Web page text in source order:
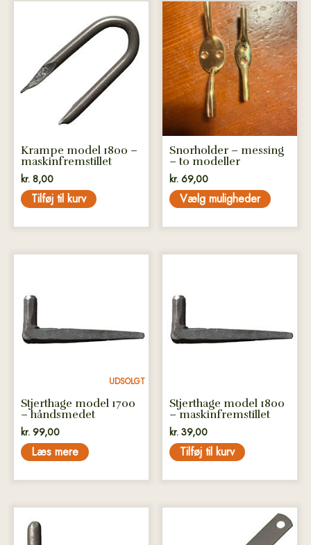
Krampe model 1800 –
maskinfremstillet
kr. 8,00
Tilføj til kurv
Snorholder – messing
– to modeller
kr. 69,00
Vælg muligheder
Dette
vare
har
flere
varianter.
Mulighederne
kan
vælges
varesiden
UDSOLGT
Stjerthage model 1700
– håndsmedet
kr. 99,00
Læs mere
Stjerthage model 1800
– maskinfremstillet
kr. 39,00
Tilføj til kurv